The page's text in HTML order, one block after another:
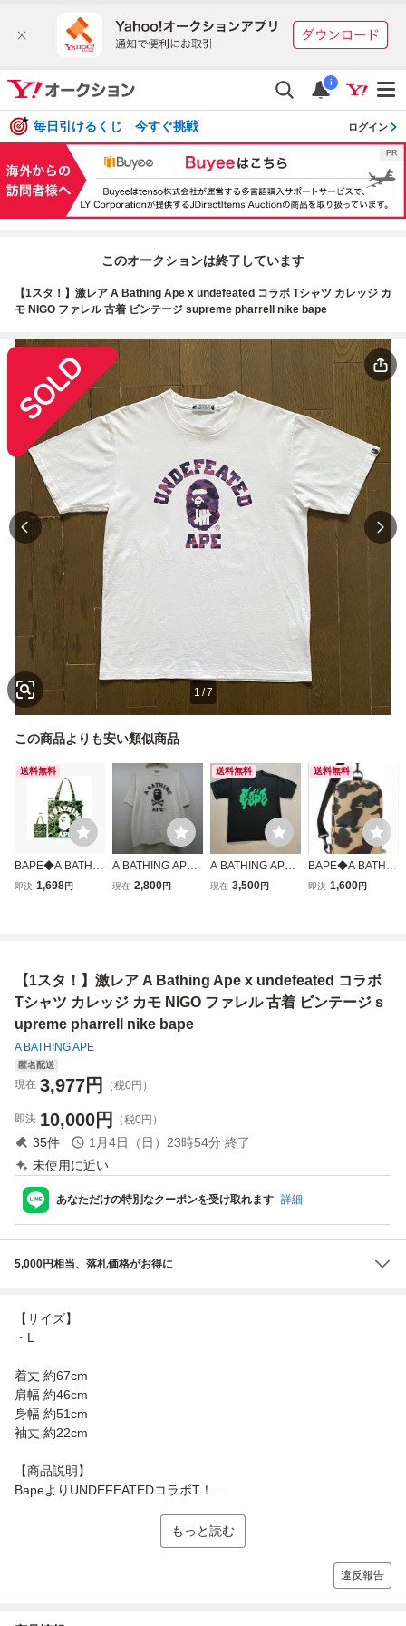
i
毎日引けるくじ 今すぐ挑戦 ログイン
このオークションは終了しています
【1スタ！】激レア A Bathing Ape x undefeated コラボ Tシャツ カレッジ カ
モ NIGO ファレル 古着 ビンテージ supreme pharrell nike bape
1 /7
この商品よりも安い類似商品
送料無料
BAPE◆A BATHIN
G APE◆べイプ ア
即決 1,698円
A BATHING APE
アベイシングエイ
現在 2,800円
送料無料
A BATHING APE
BAPE アベイシン
現在 3,500円
送料無料
BAPE◆A BATHIN
G APE／迷彩カモ
即決 1,600円
【1スタ！】激レア A Bathing Ape x undefeated コラボ
Tシャツ カレッジ カモ NIGO ファレル 古着 ビンテージ s
upreme pharrell nike bape
A BATHING APE
匿名配送
現在 3,977円 （税0円）
即決 10,000円 （税0円）
35件 1月4日（日）23時54分 終了
未使用に近い
あなただけの特別なクーポンを受け取れます 詳細
5,000円相当、落札価格がお得に
【サイズ】
・L
着丈 約67cm
肩幅 約46cm
身幅 約51cm
袖丈 約22cm
【商品説明】
BapeよりUNDEFEATEDコラボT！...
もっと読む
違反報告